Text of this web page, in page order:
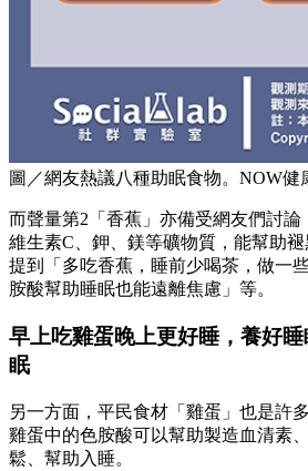
圖／網友熱議八種助眠食物。NOW健
而聲量第2「香蕉」亦備受網友們討論
維生素C、鉀、鎂等礦物質，能幫助
提到「多吃香蕉，睡前少喝茶，做一
胺酸幫助睡眠也能遠離焦慮」等。
早上吃雞蛋晚上更好睡，養好
眠
另一方面，平民食材「雞蛋」也是許
雞蛋中的色胺酸可以幫助製造血清素
鬆、幫助入睡。